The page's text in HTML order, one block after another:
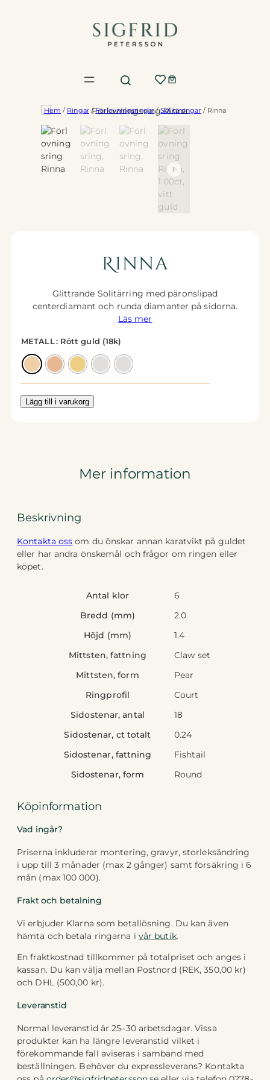
Hem / Ringar/Förlovningsringar/Solitärringar / Rinna
Rinna
Glittrande Solitärring med päronslipad
centerdiamant och runda diamanter på sidorna.
Läs mer
METALL: Rött guld (18k)
Lägg till i varukorg
Mer information
Beskrivning
Kontakta oss om du önskar annan karatvikt på guldet
eller har andra önskemål och frågor om ringen eller
köpet.
Antal klor
6
Bredd (mm)
2.0
Höjd (mm)
1.4
Mittsten, fattning
Claw set
Mittsten, form
Pear
Ringprofil
Court
Sidostenar, antal
18
Sidostenar, ct totalt
0.24
Sidostenar, fattning
Fishtail
Sidostenar, form
Round
Köpinformation
Vad ingår?
Priserna inkluderar montering, gravyr, storleksändring
i upp till 3 månader (max 2 gånger) samt försäkring i 6
mån (max 100 000).
Frakt och betalning
Vi erbjuder Klarna som betallösning. Du kan även
hämta och betala ringarna i vår butik.
En fraktkostnad tillkommer på totalpriset och anges i
kassan. Du kan välja mellan Postnord (REK, 350,00 kr)
och DHL (500,00 kr).
Leveranstid
Normal leveranstid är 25–30 arbetsdagar. Vissa
produkter kan ha längre leveranstid vilket i
förekommande fall aviseras i samband med
beställningen. Behöver du expressleverans? Kontakta